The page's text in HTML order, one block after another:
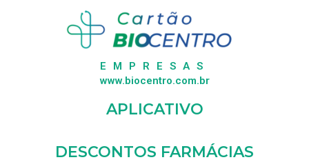
EMPRESAS
www.biocentro.com.br
APLICATIVO
DESCONTOS FARMÁCIAS